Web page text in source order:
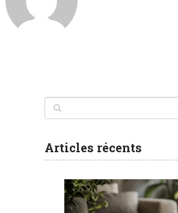
Articles récents